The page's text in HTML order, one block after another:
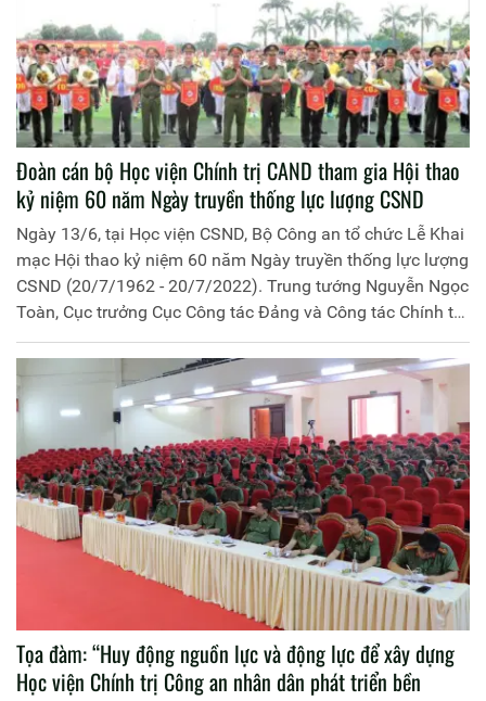
Đoàn cán bộ Học viện Chính trị CAND tham gia Hội thao
kỷ niệm 60 năm Ngày truyền thống lực lượng CSND
Ngày 13/6, tại Học viện CSND, Bộ Công an tổ chức Lễ Khai
mạc Hội thao kỷ niệm 60 năm Ngày truyền thống lực lượng
CSND (20/7/1962 - 20/7/2022). Trung tướng Nguyễn Ngọc
Toàn, Cục trưởng Cục Công tác Đảng và Công tác Chính trị
(Bộ Công an) thừa ủy quyền của lãnh đạo Bộ Công an chủ
trì buổi lễ. Tham gia hội thao, Đoàn cán bộ Học viện Chính
trị CAND có 15 đồng chí gồm: 03 thành viên đoàn, 02 đồng
chí huấn luyện viên và 10 vận động viên tranh tài ở 02 môn
thi đấu cầu lông và quần vợt; với tinh thần thể thao cao
thượng và cơ hội giao lưu, học hỏi, thể hiện mình, đoàn vận
động viên Học viện Chính trị CAND tham gia hội thao thể
hiện quyết tâm cao trong thi đấu để đạt thành tích cao
nhất, góp phần vào thành công chung.
Tọa đàm: “Huy động nguồn lực và động lực để xây dựng
Học viện Chính trị Công an nhân dân phát triển bền